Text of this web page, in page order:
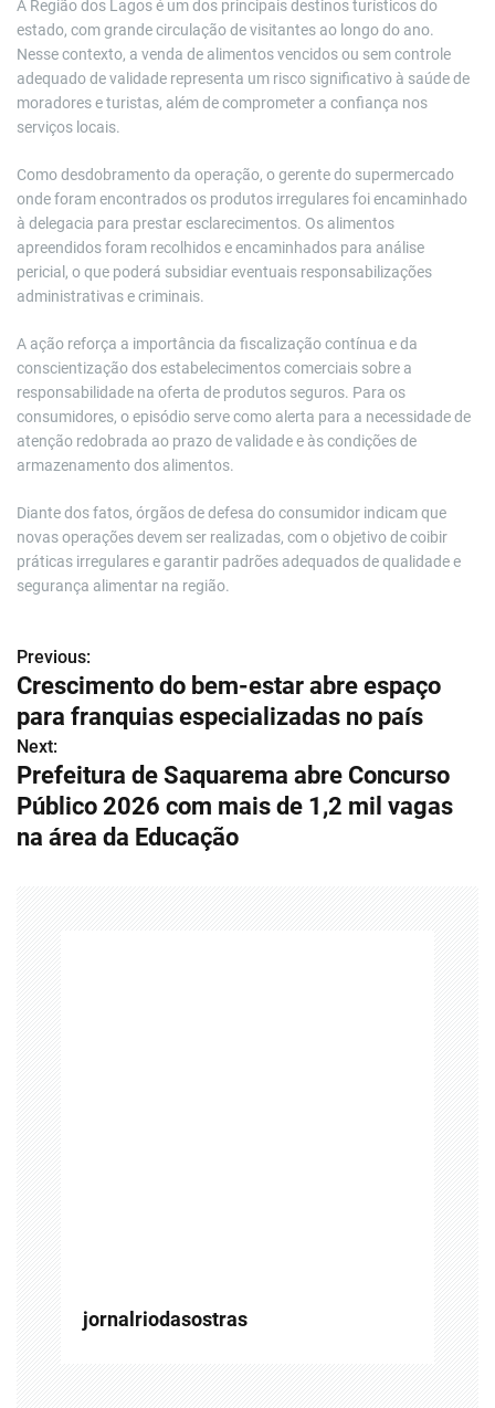
A Região dos Lagos é um dos principais destinos turísticos do
estado, com grande circulação de visitantes ao longo do ano.
Nesse contexto, a venda de alimentos vencidos ou sem controle
adequado de validade representa um risco significativo à saúde de
moradores e turistas, além de comprometer a confiança nos
serviços locais.
Como desdobramento da operação, o gerente do supermercado
onde foram encontrados os produtos irregulares foi encaminhado
à delegacia para prestar esclarecimentos. Os alimentos
apreendidos foram recolhidos e encaminhados para análise
pericial, o que poderá subsidiar eventuais responsabilizações
administrativas e criminais.
A ação reforça a importância da fiscalização contínua e da
conscientização dos estabelecimentos comerciais sobre a
responsabilidade na oferta de produtos seguros. Para os
consumidores, o episódio serve como alerta para a necessidade de
atenção redobrada ao prazo de validade e às condições de
armazenamento dos alimentos.
Diante dos fatos, órgãos de defesa do consumidor indicam que
novas operações devem ser realizadas, com o objetivo de coibir
práticas irregulares e garantir padrões adequados de qualidade e
segurança alimentar na região.
N
a
v
e
g
Previous:
Crescimento do bem-estar abre espaço
para franquias especializadas no país
Next:
Prefeitura de Saquarema abre Concurso
Público 2026 com mais de 1,2 mil vagas
na área da Educação
jornalriodasostras